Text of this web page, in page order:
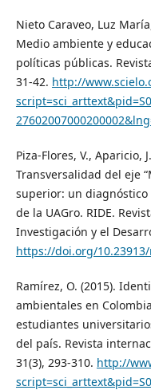
Nieto Caraveo, Luz
Medio ambiente y
políticas públicas.
31-42. http://
Piza-Flores, V., Aparicio,
Transversalidad del eje
superior: un
de la UAGro. RIDE.
Investigación y el
https://doi.org/
Ramírez, O. (2015).
ambientales en
estudiantes
del país. Revista
31(3), 293-310. http://